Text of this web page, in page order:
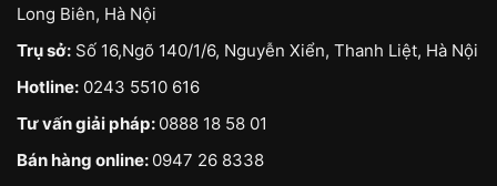
Long Biên, Hà Nội
Trụ sở: Số 16,Ngõ 140/1/6, Nguyễn Xiển, Thanh Liệt, Hà Nội
Hotline: 0243 5510 616
Tư vấn giải pháp: 0888 18 58 01
Bán hàng online: 0947 26 8338